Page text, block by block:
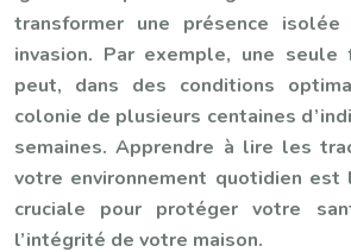
transformer une présence
invasion. Par exemple, une seule
peut, dans des conditions
colonie de plusieurs centaines
semaines. Apprendre à lire les
votre environnement quotidien est
cruciale pour protéger votre
l’intégrité de votre maison.